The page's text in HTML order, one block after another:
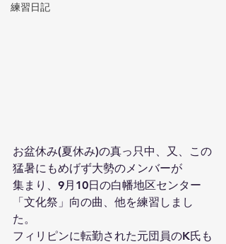
練習日記
お盆休み(夏休み)の真っ只中、又、この
猛暑にもめげず大勢のメンバーが
集まり、9月10日の白幡地区センター
「文化祭」向の曲、他を練習しまし
た。
フィリピンに転勤された元団員のK氏も